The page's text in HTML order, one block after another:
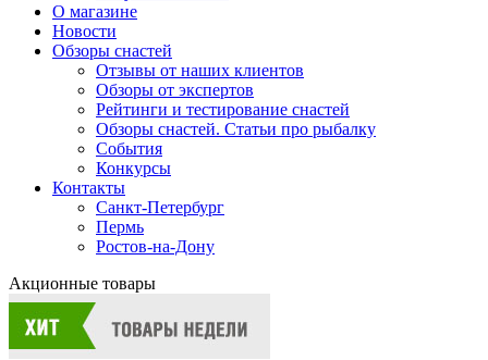
О магазине
Новости
Обзоры снастей
Отзывы от наших клиентов
Обзоры от экспертов
Рейтинги и тестирование снастей
Обзоры снастей. Статьи про рыбалку
События
Конкурсы
Контакты
Санкт-Петербург
Пермь
Ростов-на-Дону
Акционные товары